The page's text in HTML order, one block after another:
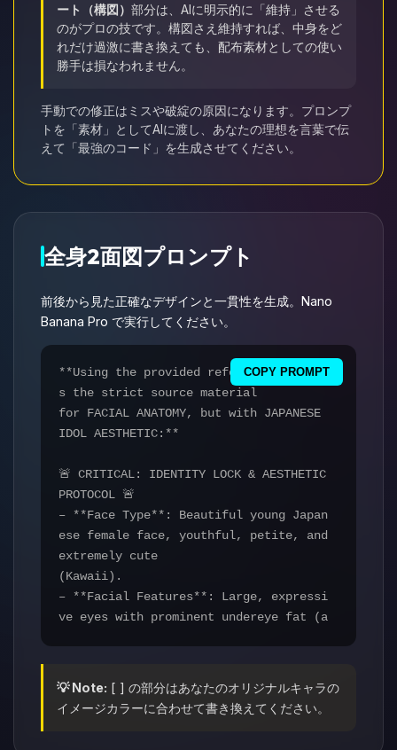
ート（構図） 部分は、AIに明示的に「維持」させる
のがプロの技です。構図さえ維持すれば、中身をど
れだけ過激に書き換えても、配布素材としての使い
勝手は損なわれません。
手動での修正はミスや破綻の原因になります。プロンプ
トを「素材」としてAIに渡し、あなたの理想を言葉で伝
えて「最強のコード」を生成させてください。
全身2面図プロンプト
前後から見た正確なデザインと一貫性を生成。Nano
Banana Pro で実行してください。
COPY PROMPT
**Using the provided reference image a
s the strict source material
for FACIAL ANATOMY, but with JAPANESE
IDOL AESTHETIC:**
🚨 CRITICAL: IDENTITY LOCK & AESTHETIC
PROTOCOL 🚨
– **Face Type**: Beautiful young Japan
ese female face, youthful, petite, and
extremely cute
(Kawaii).
– **Facial Features**: Large, expressi
ve eyes with prominent undereye fat (a
– **Identity Lock**: Preserve the core
facial structure from the reference im
age.
💡 Note: [ ] の部分はあなたのオリジナルキャラの
イメージカラーに合わせて書き換えてください。